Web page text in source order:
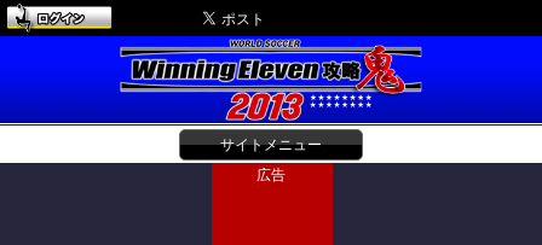
サイトメニュー
広告